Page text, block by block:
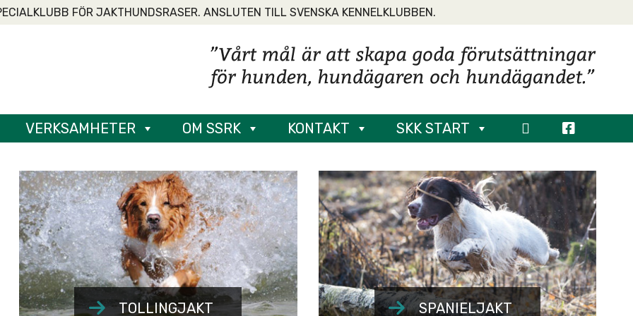
FÖR JAKTHUNDSRASER. ANSLUTEN TILL SVENSKA KENNELKLUBBEN.
VERKSAMHETER OM SSRK KONTAKT SKK START
TOLLINGJAKT SPANIELJAKT